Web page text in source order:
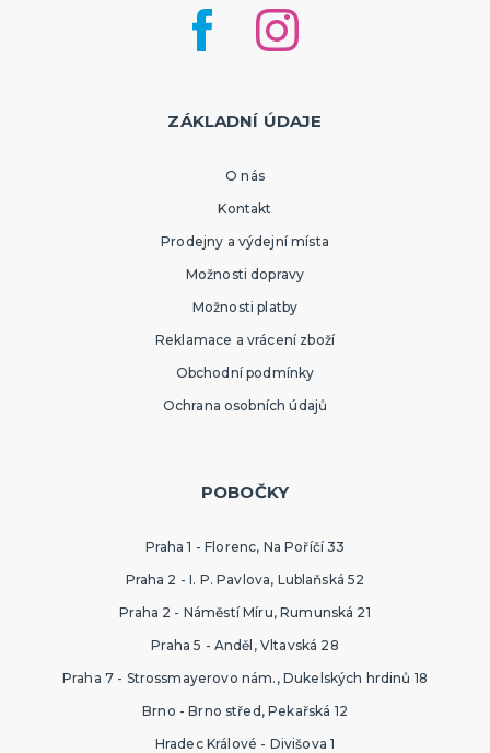
ZÁKLADNÍ ÚDAJE
O nás
Kontakt
Prodejny a výdejní místa
Možnosti dopravy
Možnosti platby
Reklamace a vrácení zboží
Obchodní podmínky
Ochrana osobních údajů
POBOČKY
Praha 1 - Florenc, Na Poříčí 33
Praha 2 - I. P. Pavlova, Lublaňská 52
Praha 2 - Náměstí Míru, Rumunská 21
Praha 5 - Anděl, Vltavská 28
Praha 7 - Strossmayerovo nám., Dukelských hrdinů 18
Brno - Brno střed, Pekařská 12
Hradec Králové - Divišova 1